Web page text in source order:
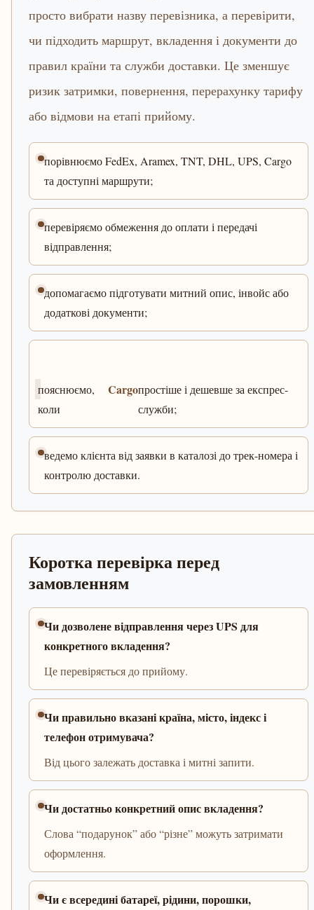
просто вибрати назву перевізника, а перевірити,
чи підходить маршрут, вкладення і документи до
правил країни та служби доставки. Це зменшує
ризик затримки, повернення, перерахунку тарифу
або відмови на етапі прийому.
порівнюємо FedEx, Aramex, TNT, DHL, UPS, Cargo
та доступні маршрути;
перевіряємо обмеження до оплати і передачі
відправлення;
допомагаємо підготувати митний опис, інвойс або
додаткові документи;
пояснюємо,
коли
Cargoпростіше і дешевше за експрес-
служби;
ведемо клієнта від заявки в каталозі до трек-номера і
контролю доставки.
Коротка перевірка перед
замовленням
Чи дозволене відправлення через UPS для
конкретного вкладення?
Це перевіряється до прийому.
Чи правильно вказані країна, місто, індекс і
телефон отримувача?
Від цього залежать доставка і митні запити.
Чи достатньо конкретний опис вкладення?
Слова “подарунок” або “різне” можуть затримати
оформлення.
Чи є всередині батареї, рідини, порошки,